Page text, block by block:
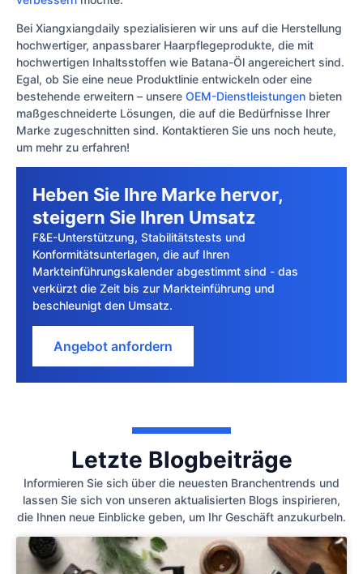
Bei Xiangxiangdaily spezialisieren wir uns auf die Herstellung
hochwertiger, anpassbarer Haarpflegeprodukte, die mit
hochwertigen Inhaltsstoffen wie Batana-Öl angereichert sind.
Egal, ob Sie eine neue Produktlinie entwickeln oder eine
bestehende erweitern – unsere OEM-Dienstleistungen bieten
maßgeschneiderte Lösungen, die auf die Bedürfnisse Ihrer
Marke zugeschnitten sind. Kontaktieren Sie uns noch heute,
um mehr zu erfahren!
Heben Sie Ihre Marke hervor,
steigern Sie Ihren Umsatz
F&E-Unterstützung, Stabilitätstests und
Konformitätsunterlagen, die auf Ihren
Markteinführungskalender abgestimmt sind - das
verkürzt die Zeit bis zur Markteinführung und
beschleunigt den Umsatz.
Angebot anfordern
Letzte Blogbeiträge
Informieren Sie sich über die neuesten Branchentrends und
lassen Sie sich von unseren aktualisierten Blogs inspirieren,
die Ihnen neue Einblicke geben, um Ihr Geschäft anzukurbeln.